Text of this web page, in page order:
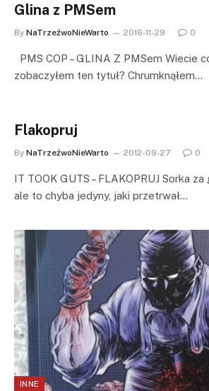
Glina z PMSem
By NaTrzeźwoNieWarto 2016-11-29 0
PMS COP – GLINA Z PMSem Wiecie
zobaczyłem ten tytuł? Chrumknąłem…
Flakopruj
By NaTrzeźwoNieWarto 2012-09-27 0
IT TOOK GUTS – FLAKOPRUJ Sorka za
ale to chyba jedyny, jaki przetrwał…
INNE